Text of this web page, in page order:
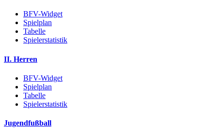
BFV-Widget
Spielplan
Tabelle
Spielerstatistik
II. Herren
BFV-Widget
Spielplan
Tabelle
Spielerstatistik
Jugendfußball